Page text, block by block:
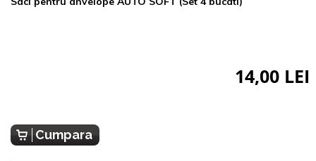
14,00 LEI
Cumpara